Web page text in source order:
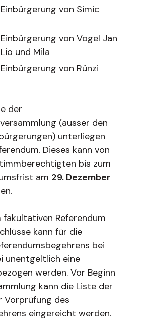
von Simic
von Vogel Jan
und Mila
von Rünzi
der
(ausser den
unterliegen
Dieses kann von
bis zum
am 29. Dezember
Referendum
kann für die
bei
unentgeltlich eine
werden. Vor Beginn
kann die Liste der
Vorprüfung des
eingereicht werden.